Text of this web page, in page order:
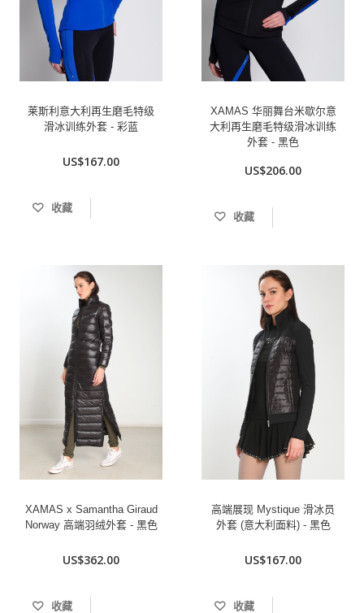
莱斯利意大利再生磨毛特级
滑冰训练外套 - 彩蓝
US$167.00
收藏
XAMAS 华丽舞台米歇尔意
大利再生磨毛特级滑冰训练
外套 - 黑色
US$206.00
收藏
XAMAS x Samantha Giraud
Norway 高端羽绒外套 - 黑色
US$362.00
收藏
高端展现 Mystique 滑冰员
外套 (意大利面料) - 黑色
US$167.00
收藏